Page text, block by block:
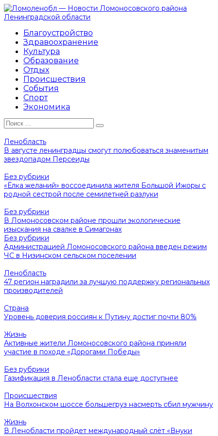
Перейти
к
Благоустройство
Здравоохранение
Культура
Образование
Отдых
Происшествия
События
Спорт
Экономика
Search
for:
Ленобласть
В августе ленинградцы смогут полюбоваться знаменитым
звездопадом Персеиды
Без рубрики
«Ёлка желаний» воссоединила жителя Большой Ижоры с
родной сестрой после семилетней разлуки
Без рубрики
В Ломоносовском районе прошли экологические
изыскания на свалке в Симагонах
Без рубрики
Администрацией Ломоносовского района введен режим
ЧС в Низинском сельском поселении
Ленобласть
47 регион наградили за лучшую поддержку региональных
производителей
Страна
Уровень доверия россиян к Путину достиг почти 80%
Жизнь
Активные жители Ломоносовского района приняли
участие в походе «Дорогами Победы»
Без рубрики
Газификация в Ленобласти стала еще доступнее
Происшествия
На Волхонском шоссе большегруз насмерть сбил мужчину
Жизнь
В Ленобласти пройдет международный слёт «Внуки